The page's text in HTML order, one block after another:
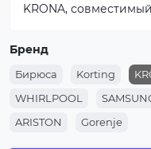
KRONA,
Бренд
Бирюса Korting
WHIRLPOOL
ARISTON
Gorenje